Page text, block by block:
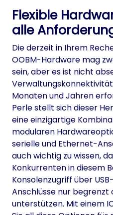
Flexible
alle
Die derzeit in Ihrem
OOBM-Hardware mag
sein, aber es ist nicht
Monaten und Jahren
Perle stellt sich dieser
eine einzigartige
modularen
serielle und Ethernet-
auch wichtig zu wissen,
Konkurrenten in diesem
Konsolenzugriff über
Anschlüsse nur begrenzt
unterstützen. Mit einem